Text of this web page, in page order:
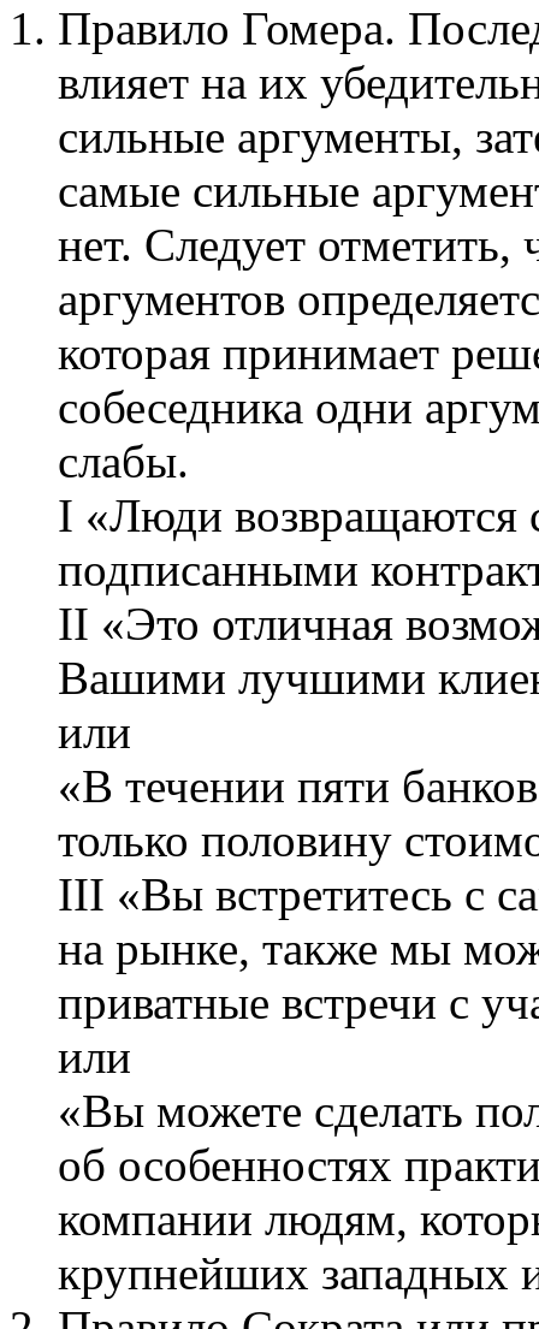
Правило Гомера.
влияет на их
сильные аргументы,
самые сильные
нет. Следует отметить,
аргументов
которая принимает
собеседника одни
слабы.
I «Люди возвращаются
подписанными
II «Это отличная
Вашими лучшими
или
«В течении пяти
только половину
III «Вы встретитесь с
на рынке, также мы
приватные встречи с
или
«Вы можете сделать
об особенностях
компании людям,
крупнейших западных